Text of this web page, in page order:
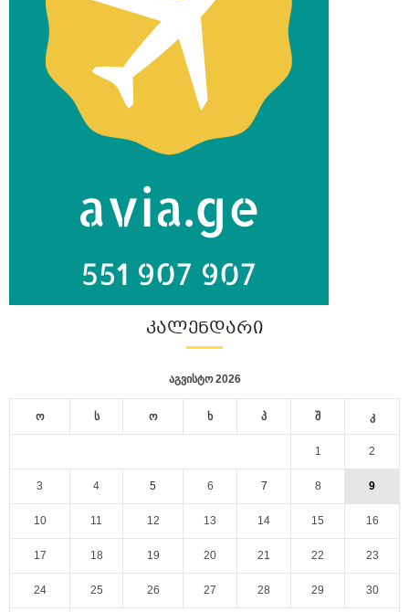
ᲙᲐᲚᲔᲜᲓᲐᲠᲘ
აგვისტო 2026
ო ს ო ხ პ შ კ
1 2
3 4 5 6 7 8 9
10 11 12 13 14 15 16
17 18 19 20 21 22 23
24 25 26 27 28 29 30